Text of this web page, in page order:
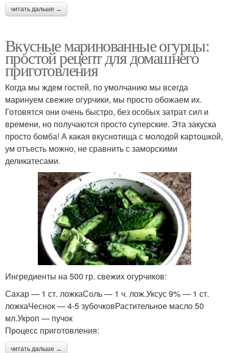
читать дальше →
Вкусные маринованные огурцы:
простой рецепт для домашнего
приготовления
Когда мы ждем гостей, по умолчанию мы всегда
маринуем свежие огурчики, мы просто обожаем их.
Готовятся они очень быстро, без особых затрат сил и
времени, но получаются просто суперские. Эта закуска
просто бомба! А какая вкуснотища с молодой картошкой,
ум отъесть можно, не сравнить с заморскими
деликатесами.
Ингредиенты на 500 гр. свежих огурчиков:
Сахар — 1 ст. ложкаСоль — 1 ч. лож.Уксус 9% — 1 ст.
ложкаЧеснок — 4-5 зубочковРастительное масло 50
мл.Укроп — пучок
Процесс приготовления:
читать дальше →